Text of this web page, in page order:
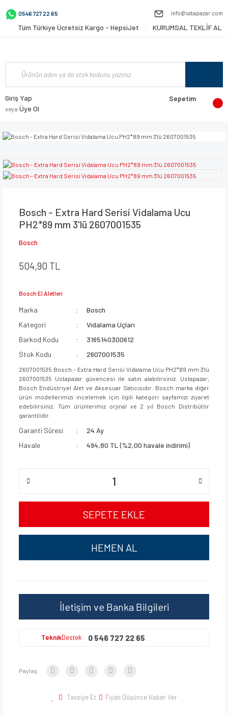
0546 727 22 65 info@ustapazar.com
Tüm Türkiye Ücretsiz Kargo - HepsiJet KURUMSAL TEKLİF AL
Giriş Yap
veya Üye Ol
Sepetim
Bosch - Extra Hard Serisi Vidalama Ucu
PH2*89 mm 3'lü 2607001535
Bosch
504,90 TL
Bosch El Aletleri
Marka
Bosch
Kategori
Vidalama Uçları
Barkod Kodu
3165140300612
Stok Kodu
2607001535
2607001535 Bosch - Extra Hard Serisi Vidalama Ucu PH2*89 mm 3'lü
2607001535 Ustapazar güvencesi ile satın alabilirsiniz. Ustapazar,
Bosch Endüstriyel Alet ve Aksesuar Satıcısıdır. Bosch marka diğer
ürün modellerimizi incelemek için ilgili kategori sayfamızı ziyaret
edebilirsiniz. Tüm ürünlerimiz orjinal ve 2 yıl Bosch Distribütör
garantilidir.
Garanti Süresi
24 Ay
Havale
494,80 TL (%2,00 havale indirimi)
SEPETE EKLE
HEMEN AL
İletişim ve Banka Bilgileri
TeknikDestek 0 546 727 22 65
Paylaş:
Tavsiye Et Fiyatı Düşünce Haber Ver